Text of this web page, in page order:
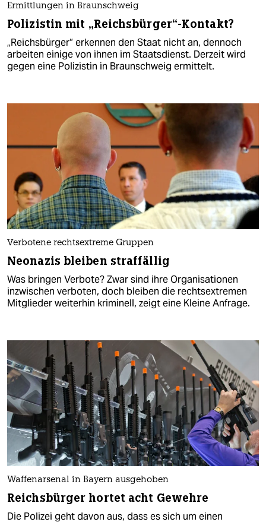
Ermittlungen in Braunschweig
Polizistin mit „Reichsbürger“-Kontakt?
„Reichsbürger“ erkennen den Staat nicht an, dennoch
arbeiten einige von ihnen im Staatsdienst. Derzeit wird
gegen eine Polizistin in Braunschweig ermittelt.
Verbotene rechtsextreme Gruppen
Neonazis bleiben straffällig
Was bringen Verbote? Zwar sind ihre Organisationen
inzwischen verboten, doch bleiben die rechtsextremen
Mitglieder weiterhin kriminell, zeigt eine Kleine Anfrage.
Waffenarsenal in Bayern ausgehoben
Reichsbürger hortet acht Gewehre
Die Polizei geht davon aus, dass es sich um einen